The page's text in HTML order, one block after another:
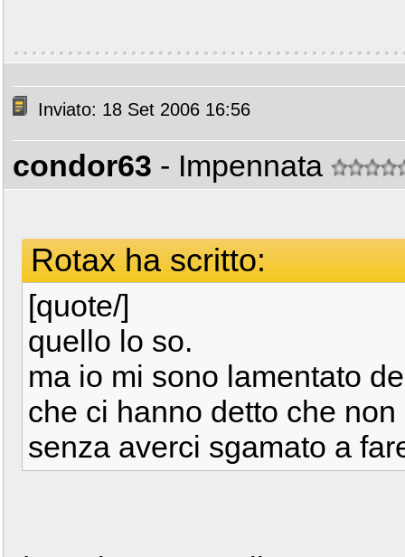
Inviato: 18 Set 2006 16:56
condor63 - Impennata
Rotax ha scritto:
[quote/]
quello lo so.
ma io mi sono lamentato
che ci hanno detto che
senza averci sgamato a